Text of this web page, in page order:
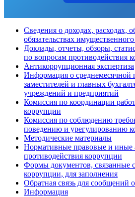
Сведения о доходах, расходах,
обязательствах имущественного
Доклады, отчеты, обзоры,
по вопросам противодействия
Антикоррупционная экспертиза
Информация о среднемесячной
заместителей и главных
учреждений и предприятий
Комиссия по координации
коррупции
Комиссия по соблюдению
поведению и урегулированию
Методические материалы
Нормативные правовые и иные
противодействия коррупции
Формы документов, связанные
коррупции, для заполнения
Обратная связь для сообщений
Информация